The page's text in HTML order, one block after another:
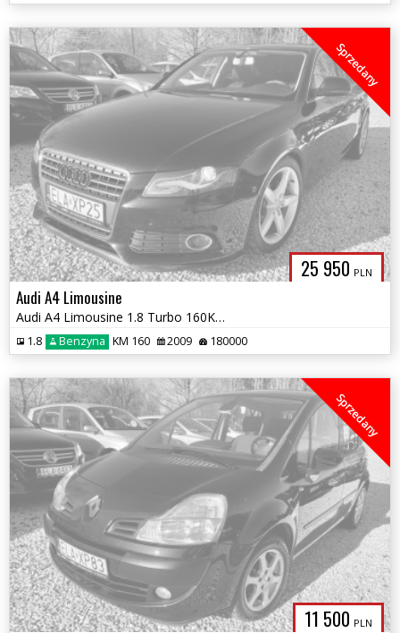
25 950 PLN
Sprzedany
Audi A4 Limousine
Audi A4 Limousine 1.8 Turbo 160KM^^Automat^^Climatronic^^Bi-Xenon^^Sta
1.8 Benzyna KM 160 2009 180000
11 500 PLN
Sprzedany